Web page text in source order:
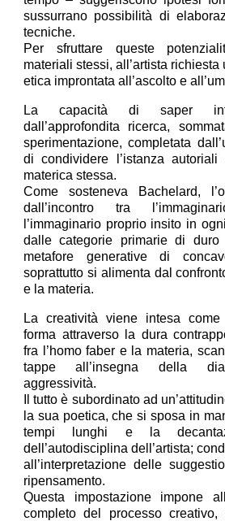
sussurrano possibilità di
tecniche.
Per sfruttare queste
materiali stessi, all’artista
etica improntata all’ascolto e
La capacità di saper
dall’approfondita ricerca,
sperimentazione, completata
di condividere l’istanza
materica stessa.
Come sosteneva Bachelard,
dall’incontro tra
l’immaginario proprio insito in
dalle categorie primarie di
metafore generative di
soprattutto si alimenta dal
e la materia.
La creatività viene intesa
forma attraverso la dura
fra l’homo faber e la materia,
tappe all’insegna della
aggressività.
Il tutto è subordinato ad
la sua poetica, che si sposa in
tempi lunghi e la
dell’autodisciplina dell’artista;
all’interpretazione delle
ripensamento.
Questa impostazione impone
completo del processo